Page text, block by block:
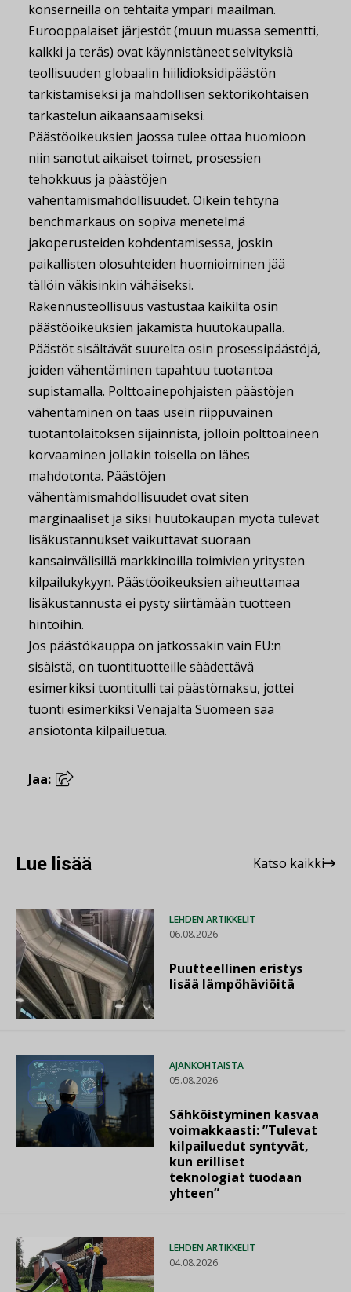
konserneilla on tehtaita ympäri maailman.
Eurooppalaiset järjestöt (muun muassa sementti,
kalkki ja teräs) ovat käynnistäneet selvityksiä
teollisuuden globaalin hiilidioksidipäästön
tarkistamiseksi ja mahdollisen sektorikohtaisen
tarkastelun aikaansaamiseksi.
Päästöoikeuksien jaossa tulee ottaa huomioon
niin sanotut aikaiset toimet, prosessien
tehokkuus ja päästöjen
vähentämismahdollisuudet. Oikein tehtynä
benchmarkaus on sopiva menetelmä
jakoperusteiden kohdentamisessa, joskin
paikallisten olosuhteiden huomioiminen jää
tällöin väkisinkin vähäiseksi.
Rakennusteollisuus vastustaa kaikilta osin
päästöoikeuksien jakamista huutokaupalla.
Päästöt sisältävät suurelta osin prosessipäästöjä,
joiden vähentäminen tapahtuu tuotantoa
supistamalla. Polttoainepohjaisten päästöjen
vähentäminen on taas usein riippuvainen
tuotantolaitoksen sijainnista, jolloin polttoaineen
korvaaminen jollakin toisella on lähes
mahdotonta. Päästöjen
vähentämismahdollisuudet ovat siten
marginaaliset ja siksi huutokaupan myötä tulevat
lisäkustannukset vaikuttavat suoraan
kansainvälisillä markkinoilla toimivien yritysten
kilpailukykyyn. Päästöoikeuksien aiheuttamaa
lisäkustannusta ei pysty siirtämään tuotteen
hintoihin.
Jos päästökauppa on jatkossakin vain EU:n
sisäistä, on tuontituotteille säädettävä
esimerkiksi tuontitulli tai päästömaksu, jottei
tuonti esimerkiksi Venäjältä Suomeen saa
ansiotonta kilpailuetua.
Jaa:
Lue lisää Katso kaikki
LEHDEN ARTIKKELIT
06.08.2026
Puutteellinen eristys
lisää lämpöhäviöitä
AJANKOHTAISTA
05.08.2026
Sähköistyminen kasvaa
voimakkaasti: ”Tulevat
kilpailuedut syntyvät,
kun erilliset
teknologiat tuodaan
yhteen”
LEHDEN ARTIKKELIT
04.08.2026